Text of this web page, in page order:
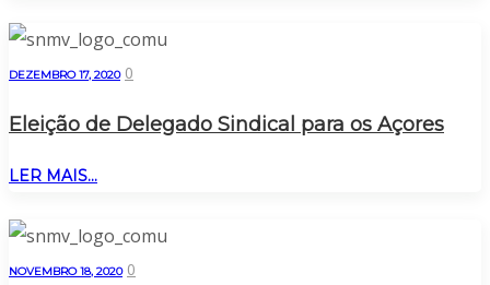
DEZEMBRO 17, 2020 0
Eleição de Delegado Sindical para os Açores
LER MAIS...
NOVEMBRO 18, 2020 0